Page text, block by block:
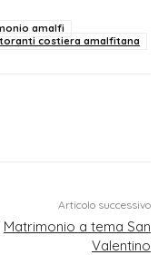
amalfi
costiera amalfitana
Articolo successivo
Matrimonio a tema San
Valentino